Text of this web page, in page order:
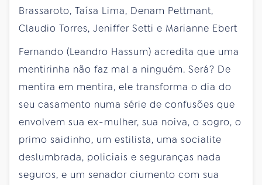
Brassaroto, Taísa Lima, Denam Pettmant,
Claudio Torres, Jeniffer Setti e Marianne Ebert
Fernando (Leandro Hassum) acredita que uma
mentirinha não faz mal a ninguém. Será? De
mentira em mentira, ele transforma o dia do
seu casamento numa série de confusões que
envolvem sua ex-mulher, sua noiva, o sogro, o
primo saidinho, um estilista, uma socialite
deslumbrada, policiais e seguranças nada
seguros, e um senador ciumento com sua